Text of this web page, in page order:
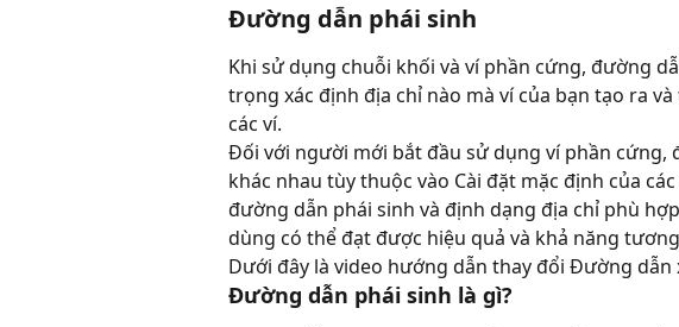
Đường dẫn phái sinh
Khi sử dụng chuỗi khối và ví phần cứng, đường
trọng xác định địa chỉ nào mà ví của bạn tạo ra
các ví.
Đối với người mới bắt đầu sử dụng ví phần cứng,
khác nhau tùy thuộc vào Cài đặt mặc định của
đường dẫn phái sinh và định dạng địa chỉ phù
dùng có thể đạt được hiệu quả và khả năng
Dưới đây là video hướng dẫn thay đổi Đường
Đường dẫn phái sinh là gì?